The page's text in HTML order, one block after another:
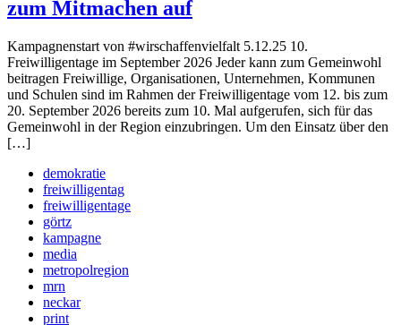
zum Mitmachen auf
Kampagnenstart von #wirschaffenvielfalt 5.12.25 10.
Freiwilligentage im September 2026 Jeder kann zum Gemeinwohl
beitragen Freiwillige, Organisationen, Unternehmen, Kommunen
und Schulen sind im Rahmen der Freiwilligentage vom 12. bis zum
20. September 2026 bereits zum 10. Mal aufgerufen, sich für das
Gemeinwohl in der Region einzubringen. Um den Einsatz über den
[…]
demokratie
freiwilligentag
freiwilligentage
görtz
kampagne
media
metropolregion
mrn
neckar
print